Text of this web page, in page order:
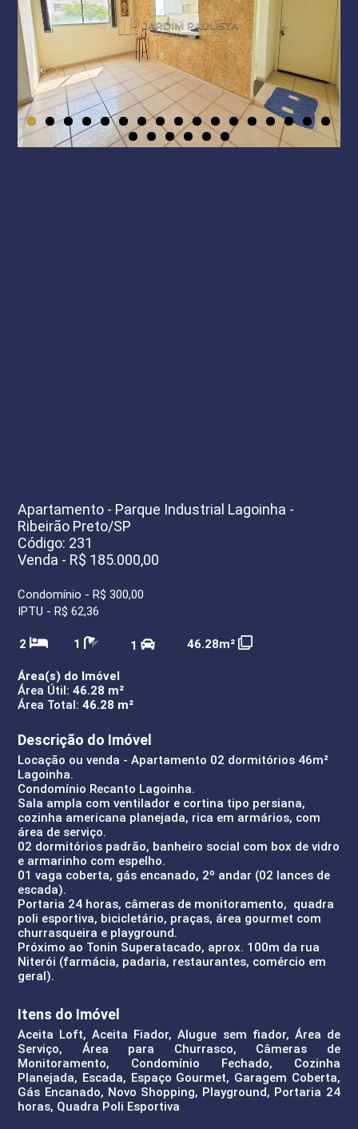
Apartamento - Parque Industrial Lagoinha -
Ribeirão Preto/SP
Código: 231
Venda - R$ 185.000,00
Condomínio - R$ 300,00
IPTU - R$ 62,36
2 1 1 46.28m²
Área(s) do Imóvel
Área Útil:46.28 m²
Área Total:46.28 m²
Descrição do Imóvel
Locação ou venda - Apartamento 02 dormitórios 46m²
Lagoinha.
Condomínio Recanto Lagoinha.
Sala ampla com ventilador e cortina tipo persiana,
cozinha americana planejada, rica em armários, com
área de serviço.
02 dormitórios padrão, banheiro social com box de vidro
e armarinho com espelho.
01 vaga coberta, gás encanado, 2º andar (02 lances de
escada).
Portaria 24 horas, câmeras de monitoramento, quadra
poli esportiva, bicicletário, praças, área gourmet com
churrasqueira e playground.
Próximo ao Tonin Superatacado, aprox. 100m da rua
Niterói (farmácia, padaria, restaurantes, comércio em
geral).
Itens do Imóvel
Aceita Loft, Aceita Fiador, Alugue sem fiador, Área de
Serviço, Área para Churrasco, Câmeras de
Monitoramento, Condomínio Fechado, Cozinha
Planejada, Escada, Espaço Gourmet, Garagem Coberta,
Gás Encanado, Novo Shopping, Playground, Portaria 24
horas, Quadra Poli Esportiva